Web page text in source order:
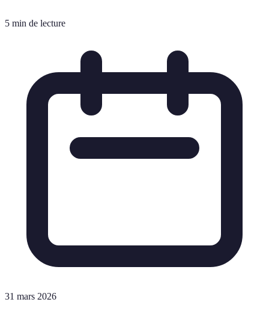
5 min de lecture
31 mars 2026